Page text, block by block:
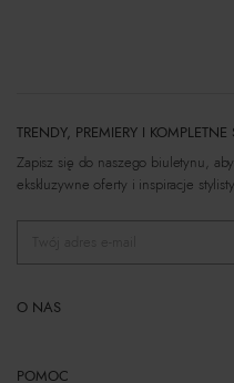
TRENDY, PREMIERY I KOMPLETNE
Zapisz się do naszego biuletynu,
ekskluzywne oferty i inspiracje
O NAS
POMOC